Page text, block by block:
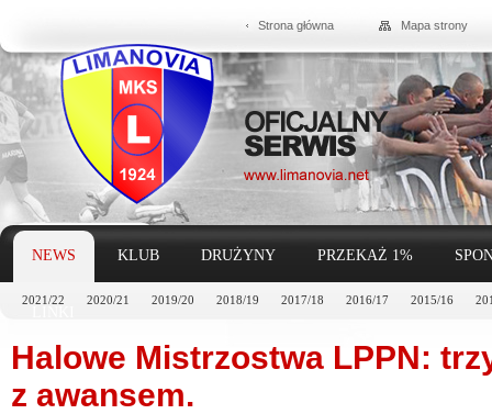
Strona główna Mapa strony
NEWS
2021/22 2020/21 2019/20 2018/19 2017/18 2016/17 2015/16
KLUB DRUŻYNY PRZEKAŻ 1%
Halowe Mistrzostwa LPPN:
z awansem.